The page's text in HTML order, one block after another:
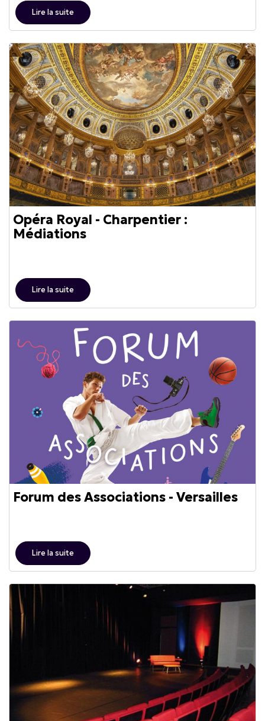
Lire la suite
Opéra Royal - Charpentier :
Médiations
Lire la suite
Forum des Associations - Versailles
Lire la suite